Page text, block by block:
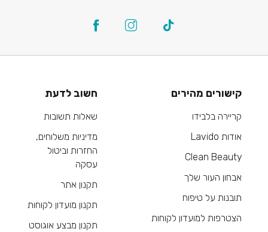
קישורים מהירים
קריירה בלבידו
אודות Lavido
Clean Beauty
אבחון העור שלך
תובנות על טיפוח
הצטרפות למועדון לקוחות
חשוב לדעת
שאלות תשובות
מדיניות משלוחים,
החזרות וביטול
עסקה
תקנון אתר
תקנון מועדון לקוחות
תקנון מבצע אוגוסט